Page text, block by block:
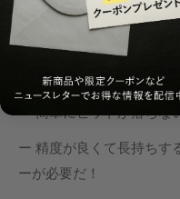
そんな時、こ
ー 日常生活で良く使う
ットがほしい！
ー 簡単にビットが落ちな
ー 精度が良くて長持ちす
ーが必要だ！